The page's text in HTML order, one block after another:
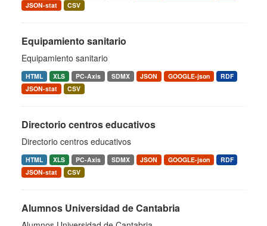
JSON-stat
CSV
Equipamiento sanitario
Equipamiento sanitario
HTML XLS PC-Axis SDMX JSON GOOGLE-json
RDF
JSON-stat
CSV
Directorio centros educativos
Directorio centros educativos
HTML XLS PC-Axis SDMX JSON GOOGLE-json
RDF
JSON-stat
CSV
Alumnos Universidad de Cantabria